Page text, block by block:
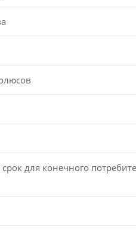
для конечного